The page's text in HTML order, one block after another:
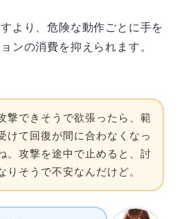
より、危険な動作ごとに手を
ンの消費を抑えられます。
撃できそうで欲張ったら、範
けて回復が間に合わなくなっ
。攻撃を途中で止めると、討
りそうで不安なんだけど。